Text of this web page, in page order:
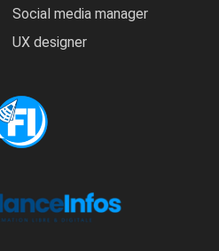
Social media manager
UX designer